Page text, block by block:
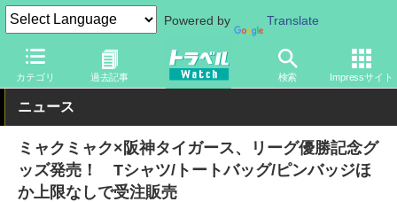
Powered by Translate
カテゴリ 過去記事 検索 Impressサイト
トラベル Watch 旅のアイテム 旅行グッズ キャラクター
ニュース
ミャクミャク×阪神タイガース、リーグ優勝記念グ
ッズ発売！ Tシャツ/トートバッグ/ピンバッジほ
か上限なしで受注販売